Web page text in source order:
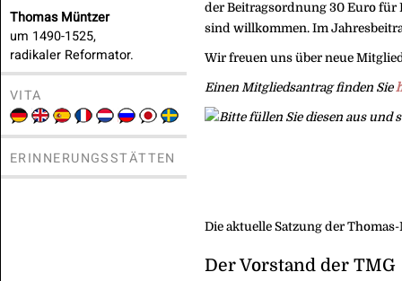
Thomas Müntzer
um 1490-1525,
radikaler Reformator.
VITA
ERINNERUNGSSTÄTTEN
der Beitragsordnung 30 Euro für
sind willkommen. Im
Wir freuen uns über neue
Einen Mitgliedsantrag finden Sie
Die aktuelle Satzung der
Der Vorstand der TMG